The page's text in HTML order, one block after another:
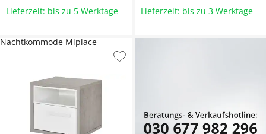
Lieferzeit: bis zu 5 Werktage Lieferzeit: bis zu 3 Werktage
Nachtkommode Mipiace